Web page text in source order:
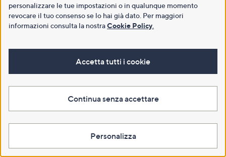
personalizzare le tue impostazioni o in qualunque momento
revocare il tuo consenso se lo hai già dato. Per maggiori
informazioni consulta la nostraCookie Policy
Accetta tutti i cookie
Continua senza accettare
Personalizza